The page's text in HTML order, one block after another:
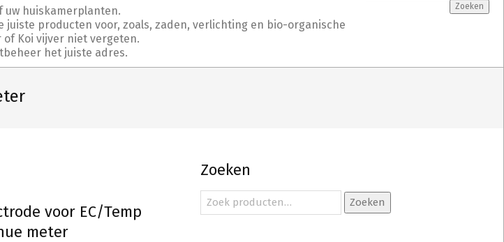
uw huiskamerplanten.
juiste producten voor, zoals, zaden, verlichting en bio-organische
Koi vijver niet vergeten.
het juiste adres.
Zoeken
voor EC/Temp
meter
Zoeken
Zoeken
naar:
Zoeken